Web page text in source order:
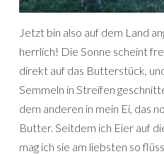
Jetzt bin also auf dem Land
herrlich! Die Sonne scheint
direkt auf das Butterstück,
Semmeln in Streifen
dem anderen in mein Ei, das
Butter. Seitdem ich Eier auf
mag ich sie am liebsten so